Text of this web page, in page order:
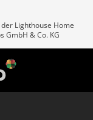
Lighthouse Home
GmbH & Co. KG